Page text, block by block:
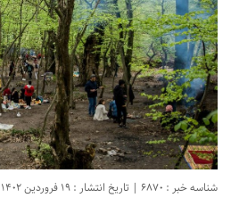
شناسه خبر : 6870 | تاریخ انتشار : 19 فروردین 1402 - 2:25 |